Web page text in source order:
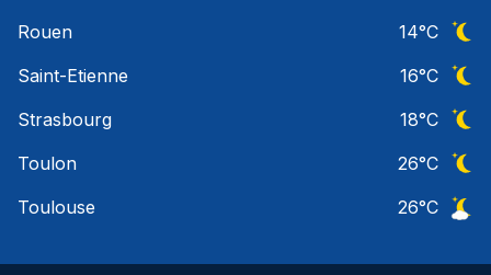
Rouen
14°C
Saint-Etienne
16°C
Strasbourg
18°C
Toulon
26°C
Toulouse
26°C